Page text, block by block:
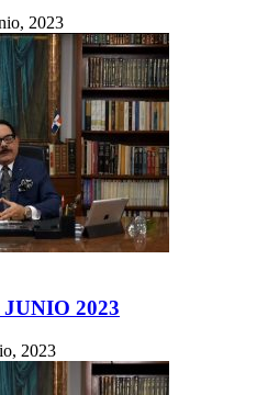
2023
2023
2023